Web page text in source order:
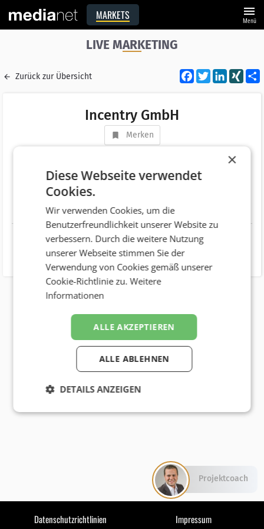
MARKETS menu
Menü
LIVE MARKETING
Zurück zur Übersicht Facebook
Twitter XING
Incentry GmbH
Merken
AT 5400 Hallein
Telefonnummer +43 (6245) 23517
Website https://incentry.at/
Datenschutzrichtlinien Impressum
×
Diese Webseite verwendet
Cookies.
Wir verwenden Cookies, um die
Benutzerfreundlichkeit unserer Website zu
verbessern. Durch die weitere Nutzung
unserer Webseite stimmen Sie der
Verwendung von Cookies gemäß unserer
Cookie-Richtlinie zu.Weitere
Informationen
ALLE AKZEPTIEREN
ALLE ABLEHNEN
DETAILS ANZEIGEN
Projektcoach